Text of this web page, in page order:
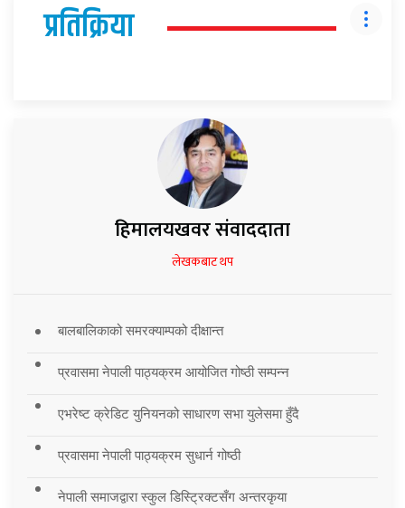
प्रतिक्रिया
हिमालयखवर संवाददाता
लेखकबाट थप
बालबालिकाको समरक्याम्पको दीक्षान्त
प्रवासमा नेपाली पाठ्यक्रम आयोजित गोष्ठी सम्पन्न
एभरेष्ट क्रेडिट युनियनको साधारण सभा युलेसमा हुँदै
प्रवासमा नेपाली पाठ्यक्रम सुधार्न गोष्ठी
नेपाली समाजद्वारा स्कुल डिस्ट्रिक्टसँग अन्तरकृया